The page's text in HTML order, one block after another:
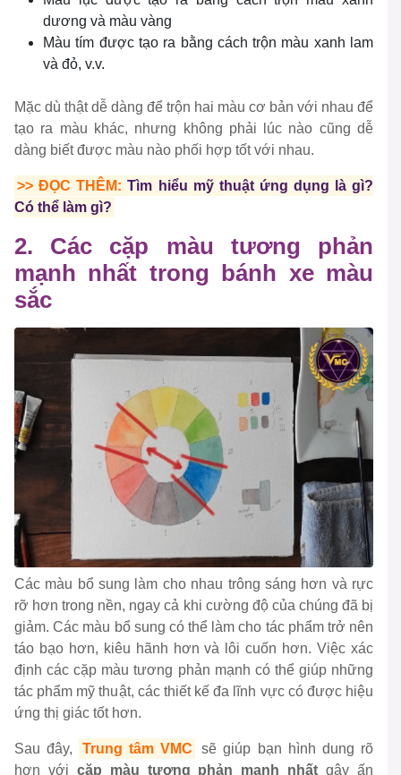
dương và màu vàng
Màu tím được tạo ra bằng cách trộn màu xanh lam
và đỏ, v.v.
Mặc dù thật dễ dàng để trộn hai màu cơ bản với nhau để
tạo ra màu khác, nhưng không phải lúc nào cũng dễ
dàng biết được màu nào phối hợp tốt với nhau.
>> ĐỌC THÊM:Tìm hiểu mỹ thuật ứng dụng là gì?
Có thể làm gì?
2. Các cặp màu tương phản
mạnh nhất trong bánh xe màu
sắc
Các màu bổ sung làm cho nhau trông sáng hơn và rực
rỡ hơn trong nền, ngay cả khi cường độ của chúng đã bị
giảm. Các màu bổ sung có thể làm cho tác phẩm trở nên
táo bạo hơn, kiêu hãnh hơn và lôi cuốn hơn. Việc xác
định các cặp màu tương phản mạnh có thể giúp những
tác phẩm mỹ thuật, các thiết kế đa lĩnh vực có được hiệu
ứng thị giác tốt hơn.
Sau đây, Trung tâm VMC
sẽ giúp bạn hình dung rõ
hơn với cặp màu tương phản mạnh nhất gây ấn